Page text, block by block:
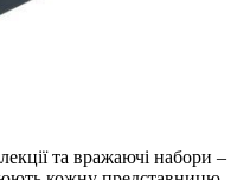
та вражаючі набори –